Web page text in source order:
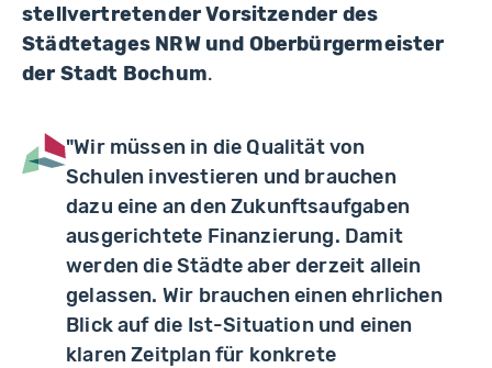
stellvertretender Vorsitzender des
Städtetages NRW und Oberbürgermeister
der Stadt Bochum.
"Wir müssen in die Qualität von
Schulen investieren und brauchen
dazu eine an den Zukunftsaufgaben
ausgerichtete Finanzierung. Damit
werden die Städte aber derzeit allein
gelassen. Wir brauchen einen ehrlichen
Blick auf die Ist-Situation und einen
klaren Zeitplan für konkrete